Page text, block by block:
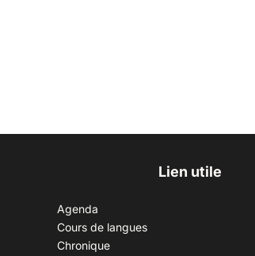
Lien utile
Agenda
Cours de langues
Chronique